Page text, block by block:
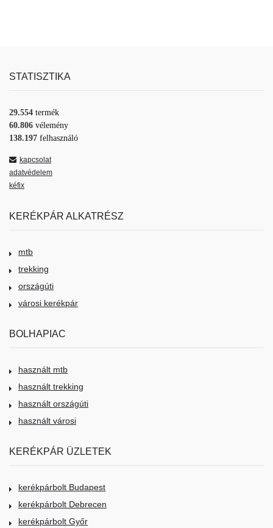
STATISZTIKA
29.554 termék
60.806 vélemény
138.197 felhasználó
kapcsolat
adatvédelem
kéfix
KERÉKPÁR ALKATRÉSZ
mtb
trekking
országúti
városi kerékpár
BOLHAPIAC
használt mtb
használt trekking
használt országúti
használt városi
KERÉKPÁR ÜZLETEK
kerékpárbolt Budapest
kerékpárbolt Debrecen
kerékpárbolt Győr